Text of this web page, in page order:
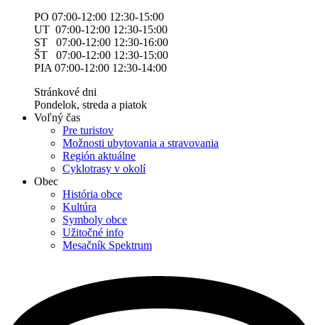
PO 07:00-12:00 12:30-15:00
UT 07:00-12:00 12:30-15:00
ST 07:00-12:00 12:30-16:00
ŠT 07:00-12:00 12:30-15:00
PIA 07:00-12:00 12:30-14:00
Stránkové dni
Pondelok, streda a piatok
Voľný čas
Pre turistov
Možnosti ubytovania a stravovania
Región aktuálne
Cyklotrasy v okolí
Obec
História obce
Kultúra
Symboly obce
Užitočné info
Mesačník Spektrum